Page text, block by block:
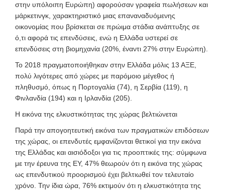
στην υπόλοιπη Ευρώπη) αφορούσαν γραφεία πωλήσεων και
μάρκετινγκ, χαρακτηριστικό μιας επαναναδυόμενης
οικονομίας που βρίσκεται σε πρώιμα στάδια ανάπτυξης σε
ό,τι αφορά τις επενδύσεις, ενώ η Ελλάδα υστερεί σε
επενδύσεις στη βιομηχανία (20%, έναντι 27% στην Ευρώπη).
Το 2018 πραγματοποιήθηκαν στην Ελλάδα μόλις 13 ΑΞΕ,
πολύ λιγότερες από χώρες με παρόμοιο μέγεθος ή
πληθυσμό, όπως η Πορτογαλία (74), η Σερβία (119), η
Φινλανδία (194) και η Ιρλανδία (205).
Η εικόνα της ελκυστικότητας της χώρας βελτιώνεται
Παρά την απογοητευτική εικόνα των πραγματικών επιδόσεων
της χώρας, οι επενδυτές εμφανίζονται θετικοί για την εικόνα
της Ελλάδας και αισιόδοξοι για τις προοπτικές της: σύμφωνα
με την έρευνα της ΕΥ, 47% θεωρούν ότι η εικόνα της χώρας
ως επενδυτικού προορισμού έχει βελτιωθεί τον τελευταίο
χρόνο. Την ίδια ώρα, 76% εκτιμούν ότι η ελκυστικότητα της